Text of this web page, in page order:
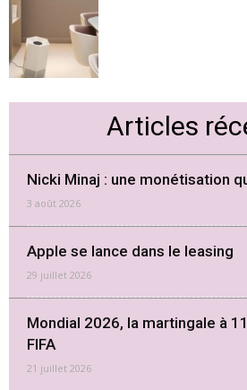
Articles
Nicki Minaj : une monétisation
3 août 2026
Apple se lance dans le leasing
29 juillet 2026
Mondial 2026, la martingale à
FIFA
21 juillet 2026